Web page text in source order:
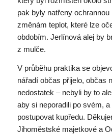
pak byly natřeny
změnám teplot, které lze
obdobím. Jerlínová alej by
z mulče.
V průběhu praktika se
nářadí občas přijelo, občas
nedostatek – nebyli by to
aby si neporadili po svém,
postupovat kupředu.
Jihoměstské majetkové a